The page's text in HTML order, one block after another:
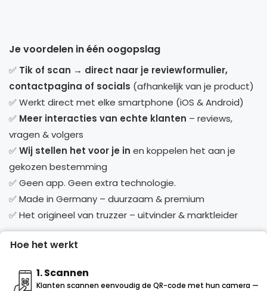
Je voordelen in één oogopslag
✅ Tik of scan → direct naar je reviewformulier,
contactpagina of socials (afhankelijk van je product)
✅ Werkt direct met elke smartphone (iOS & Android)
✅ Meer interacties van echte klanten – reviews,
vragen & volgers
✅Wij stellen het voor je in en koppelen het aan je
gekozen bestemming
✅ Geen app. Geen extra technologie.
✅ Made in Germany – duurzaam & premium
✅ Het origineel van truzzer – uitvinder & marktleider
Hoe het werkt
1. Scannen
Klanten scannen eenvoudig de QR-code met hun camera —